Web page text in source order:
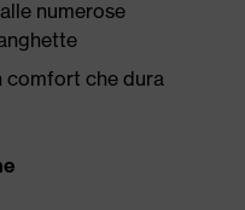
numerose
comfort che dura